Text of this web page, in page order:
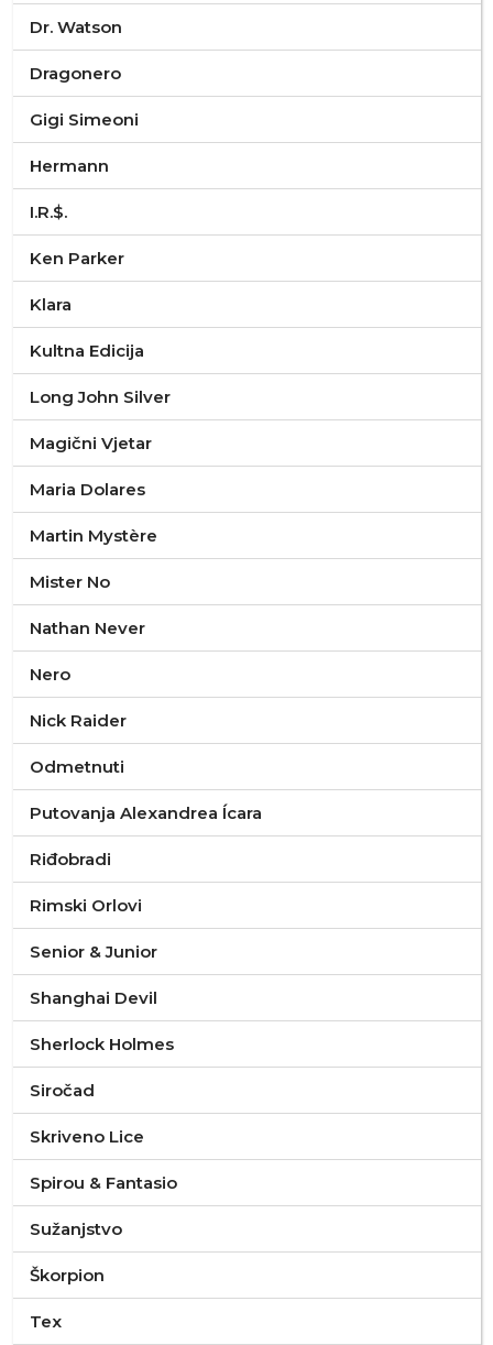
Dr. Watson
Dragonero
Gigi Simeoni
Hermann
I.R.$.
Ken Parker
Klara
Kultna Edicija
Long John Silver
Magični Vjetar
Maria Dolares
Martin Mystère
Mister No
Nathan Never
Nero
Nick Raider
Odmetnuti
Putovanja Alexandrea Ícara
Riđobradi
Rimski Orlovi
Senior & Junior
Shanghai Devil
Sherlock Holmes
Siročad
Skriveno Lice
Spirou & Fantasio
Sužanjstvo
Škorpion
Tex